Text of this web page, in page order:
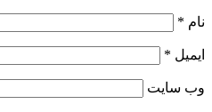
نام *
ایمیل *
وب‌ سایت